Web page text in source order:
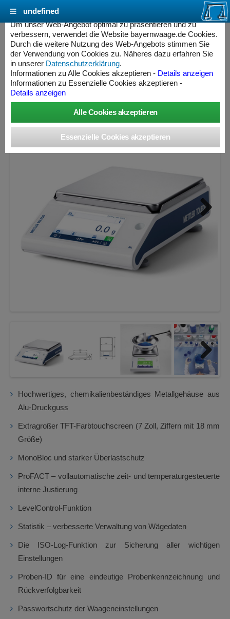
METTLER-TOLEDO NewClassic ML6001T
Wägebereich: 6200 g, Ablesbarkeit: 0,1 g, nicht eichfähig
Next
Next
Hochwertiges, chemikalienbeständiges Metallgehäuse aus
Alu-Druckguss
Extragroßer TFT-Farbtouchscreen (7 Zoll, Ziffern mit 18 mm
Größe)
MonoBloc und starker Überlastschutz
ProFACT – vollautomatische zeit- und temperaturgesteuerte
interne Justierung
LevelControl-Funktion
Statistik – verbesserte Verwaltung von Wägedaten
Die ISO-Log-Funktion zur Sicherung aller wichtigen
Einstellungen
Proben-ID für eine eindeutige Probenkennzeichnung und
Rückverfolgbarkeit
Passwortschutz der Waageneinstellungen
Cookie Einstellungen - bayernwaage.de
Um unser Web-Angebot optimal zu präsentieren und zu
verbessern, verwendet die Website bayernwaage.de Cookies.
Durch die weitere Nutzung des Web-Angebots stimmen Sie
der Verwendung von Cookies zu. Näheres dazu erfahren Sie
in unserer Datenschutzerklärung.
Informationen zu Alle Cookies akzeptieren - Details anzeigen
Informationen zu Essenzielle Cookies akzeptieren -
Details anzeigen
undefined
Controller